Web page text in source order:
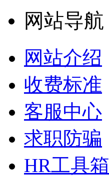
网站导航
网站介绍
收费标准
客服中心
求职防骗
HR工具箱